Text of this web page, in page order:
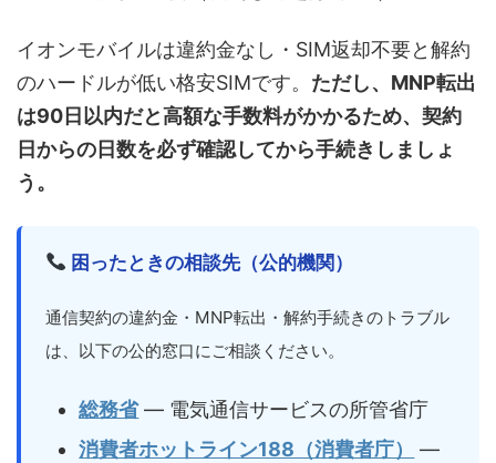
イオンモバイルは違約金なし・SIM返却不要と解約
のハードルが低い格安SIMです。 ただし、MNP転出
は90日以内だと高額な手数料がかかるため、契約
日からの日数を必ず確認してから手続きしましょ
う。
困ったときの相談先（公的機関）
通信契約の違約金・MNP転出・解約手続きのトラブル
は、以下の公的窓口にご相談ください。
総務省― 電気通信サービスの所管省庁
消費者ホットライン188（消費者庁）
―